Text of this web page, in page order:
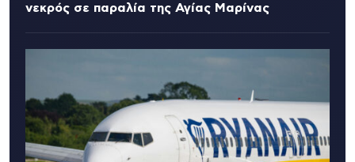
νεκρός σε παραλία της Αγίας Μαρίνας